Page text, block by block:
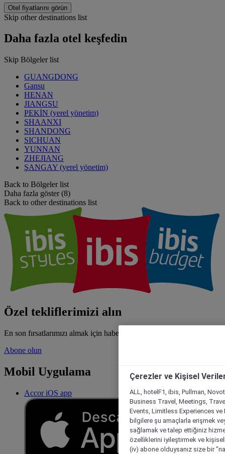
Otel fiyatlarını görün
Skip other destinations list
Daha fazla otel keşfedin
Skip Bölgeler list
GUANGDONG
Gansu
HENAN
JIANGSU
PEKİN (yerel yönetim)
SHAANXI
SHANDONG
SICHUAN
YUNNAN
ZHEJIANG
ŞANGAY (yerel yönetim)
Back to Bölgeler list
Daha fazla göster (8)
Back to other destinations list
Özel tekliflerimizi alın
En son fırsatlarımızı almak için haber bültenine üye olun
Abone olun
Mobil Uygulama
Accor iOS app
Çerezler ve Kişisel
ALL, hotelF1, ibis, Pullman,
Business Travel, Meetings,
Events, Limitless Experiences
bilgilere şu amaçlarla erişmek
sağlamak ve talep ettiğiniz
özelliklerini iyileştirmek ve
(iv) abone olduysanız size bir